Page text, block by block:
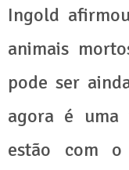
Ingold
animais
pode ser
agora é uma
estão com o